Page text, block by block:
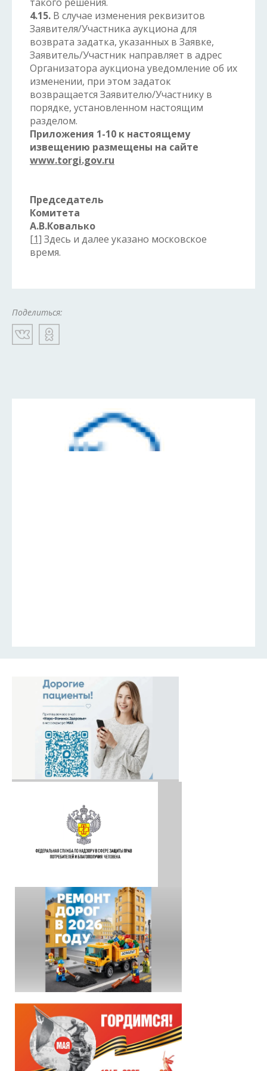
4.15. В случае изменения реквизитов
Заявителя/Участника аукциона для
возврата задатка, указанных в Заявке,
Заявитель/Участник направляет в адрес
Организатора аукциона уведомление об их
изменении, при этом задаток
возвращается Заявителю/Участнику в
порядке, установленном настоящим
разделом.
Приложения 1-10 к настоящему
извещению размещены на сайте
www.torgi.gov.ru
Председатель
Комитета
А.В.Ковалько
[1] Здесь и далее указано московское
время.
Поделиться: